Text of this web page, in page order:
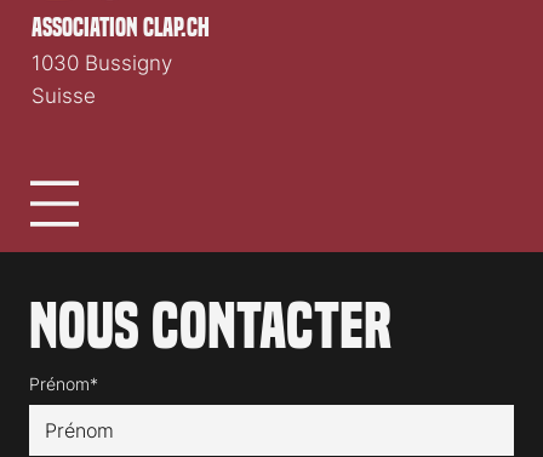
Nous contacter
Prénom*
association clap.ch
1030 Bussigny
Suisse